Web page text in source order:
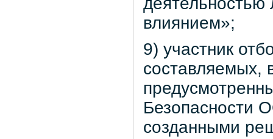
влиянием»;
9) участник
составляемых,
Безопасности
созданными